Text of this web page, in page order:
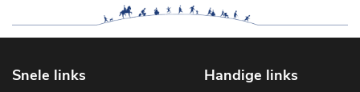
Snele links Handige links